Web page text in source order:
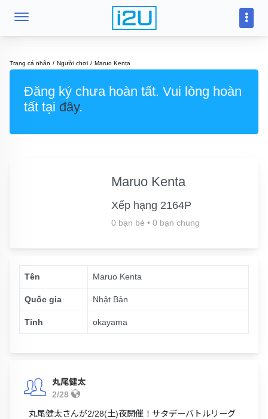
Trang cá nhân Người chơi Maruo Kenta
Đăng ký chưa hoàn tất. Vui lòng hoàn
tất tại đây.
Maruo Kenta
Xếp hạng 2164P
0 bạn bè • 0 bạn chung
Tên Maruo Kenta
Quốc gia Nhật Bản
Tỉnh okayama
丸尾健太
2/28
丸尾健太さんが2/28(土)夜開催！サタデーバトルリーグ